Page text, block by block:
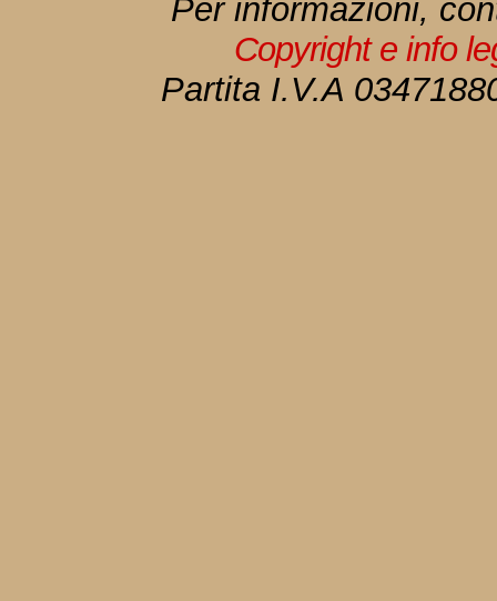
Per informazioni,
Copyright e info
Partita I.V.A